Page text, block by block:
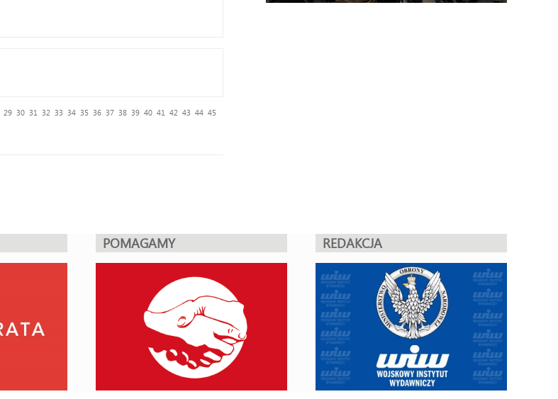
29 30 31 32 33 34 35 36 37 38 39 40 41 42 43 44 45
POMAGAMY REDAKCJA